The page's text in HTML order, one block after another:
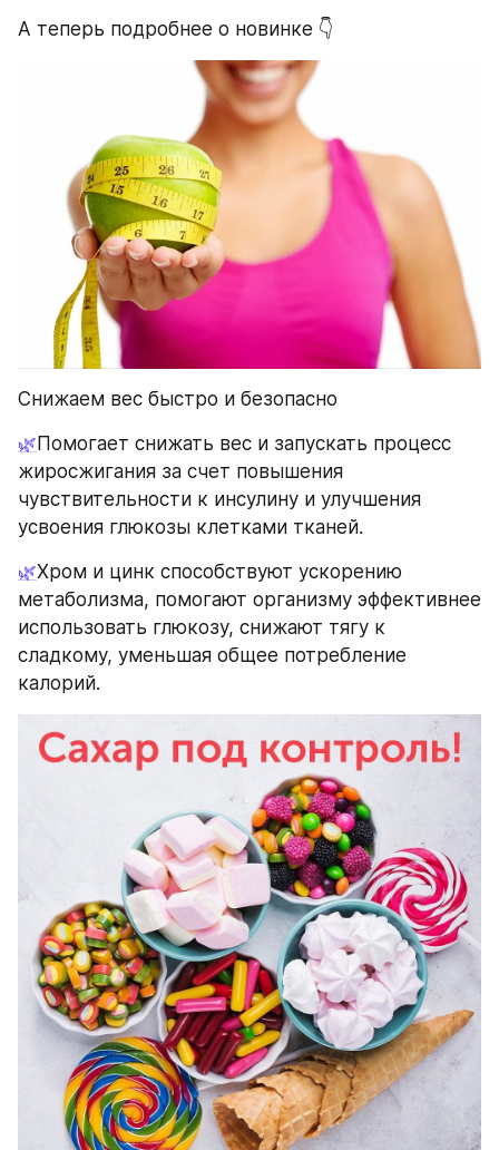
А теперь подробнее о новинке 👇
Снижаем вес быстро и безопасно
🌿 Помогает снижать вес и запускать процесс
жиросжигания за счет повышения
чувствительности к инсулину и улучшения
усвоения глюкозы клетками тканей.
🌿Хром и цинк способствуют ускорению
метаболизма, помогают организму эффективнее
использовать глюкозу, снижают тягу к
сладкому, уменьшая общее потребление
калорий.